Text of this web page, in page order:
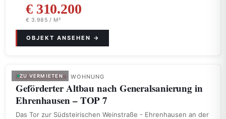
€ 310.200
€ 3.985 / M²
ZU VERMIETEN
EHRENHAUSEN · WOHNUNG
Geförderter Altbau nach Generalsanierung in
Ehrenhausen – TOP 7
Das Tor zur Südsteirischen Weinstraße - Ehrenhausen an der